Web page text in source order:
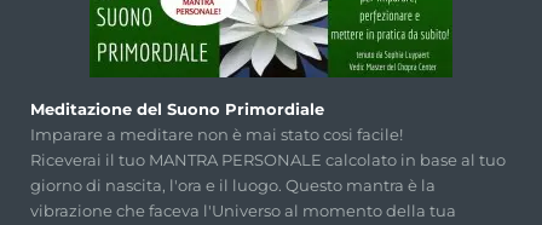
Meditazione del Suono Primordiale
Imparare a meditare non è mai stato cosi facile!
Riceverai il tuo MANTRA PERSONALE calcolato in base al tuo
giorno di nascita, l'ora e il luogo. Questo mantra è la
vibrazione che faceva l'Universo al momento della tua